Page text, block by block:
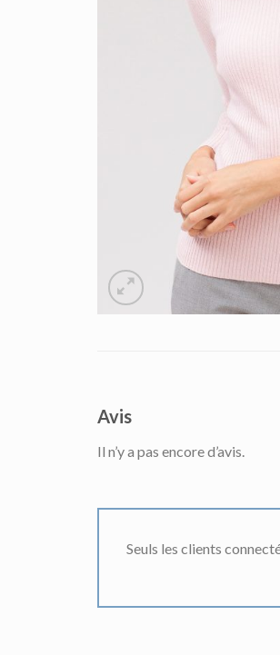
Avis
Il n’y a pas encore d’avis.
Seuls les clients